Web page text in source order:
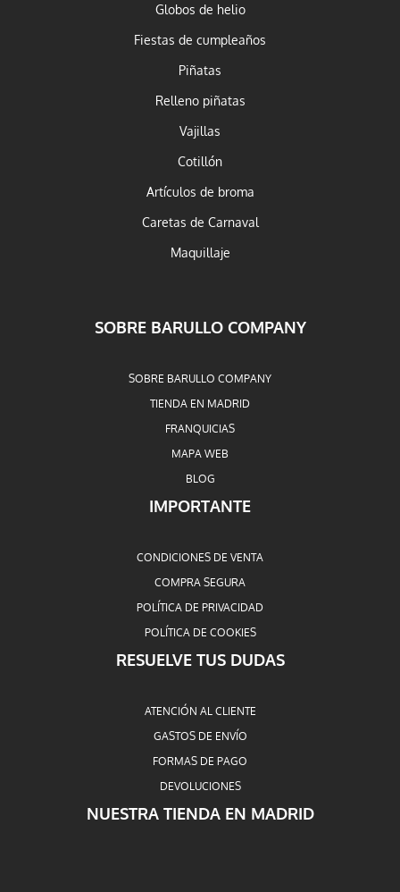
Globos de helio
Fiestas de cumpleaños
Piñatas
Relleno piñatas
Vajillas
Cotillón
Artículos de broma
Caretas de Carnaval
Maquillaje
SOBRE BARULLO COMPANY
SOBRE BARULLO COMPANY
TIENDA EN MADRID
FRANQUICIAS
MAPA WEB
BLOG
IMPORTANTE
CONDICIONES DE VENTA
COMPRA SEGURA
POLÍTICA DE PRIVACIDAD
POLÍTICA DE COOKIES
RESUELVE TUS DUDAS
ATENCIÓN AL CLIENTE
GASTOS DE ENVÍO
FORMAS DE PAGO
DEVOLUCIONES
NUESTRA TIENDA EN MADRID